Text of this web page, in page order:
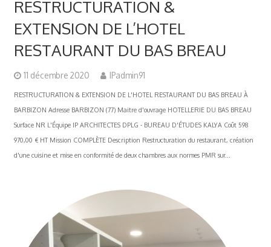
RESTRUCTURATION &
EXTENSION DE L’HOTEL
RESTAURANT DU BAS BREAU
11 décembre 2020 IPadmin91
RESTRUCTURATION & EXTENSION DE L'HOTEL RESTAURANT DU BAS BREAU À
BARBIZON Adresse BARBIZON (77) Maitre d'ouvrage HOTELLERIE DU BAS BREAU
Surface NR L'Équipe IP ARCHITECTES DPLG - BUREAU D'ÉTUDES KALYA Coût 598
970,00 € HT Mission COMPLÈTE Description Restructuration du restaurant, création
d'une cuisine et mise en conformité de deux chambres aux normes PMR sur...